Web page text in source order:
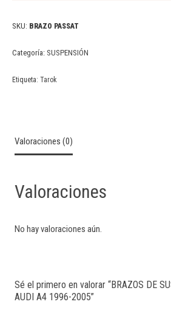
SKU: BRAZO PASSAT
Categoría: SUSPENSIÓN
Etiqueta: Tarok
Valoraciones (0)
Valoraciones
No hay valoraciones aún.
Sé el primero en valorar “BRAZOS DE
AUDI A4 1996-2005”